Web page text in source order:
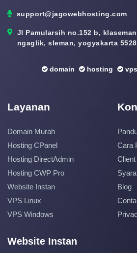
support@jagowebhosting.com
Jl Pamularsih no.152 b,
ngaglik, sleman, yogyakarta
domain hosting vps
Layanan
Domain Murah
Hosting CPanel
Hosting DirectAdmin
Hosting CWP Pro
Website Instan
VPS Linux
VPS Windows
Cara
Client
Blog
Website Instan